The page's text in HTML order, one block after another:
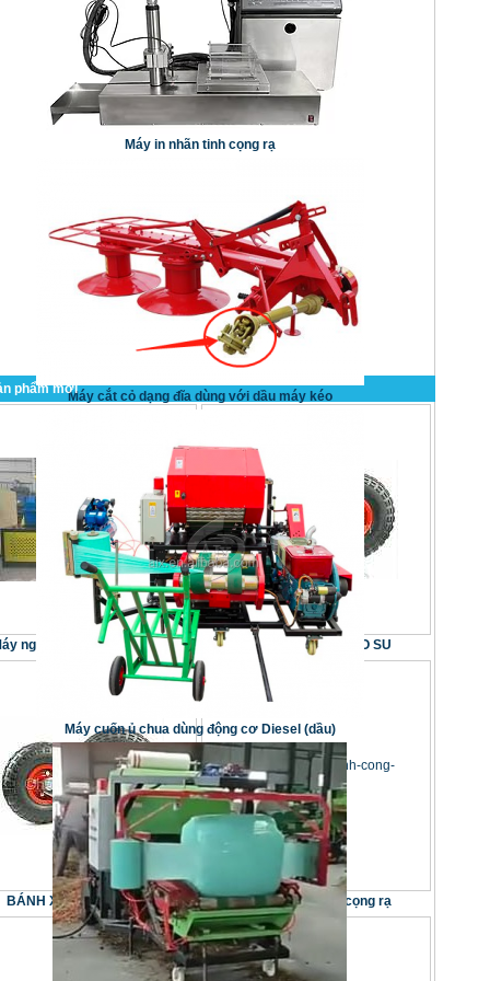
Máy in nhãn tinh cọng rạ
Máy cắt cỏ dạng đĩa dùng với dầu máy kéo
Máy cuốn ủ chua dùng động cơ Diesel (dầu)
phẩm mới
nghiền rơm XM-SSJ-800 BÁNH XE H350 CAO SU
BÁNH XE H350 CAO SU Máy in nhãn tinh cọng rạ